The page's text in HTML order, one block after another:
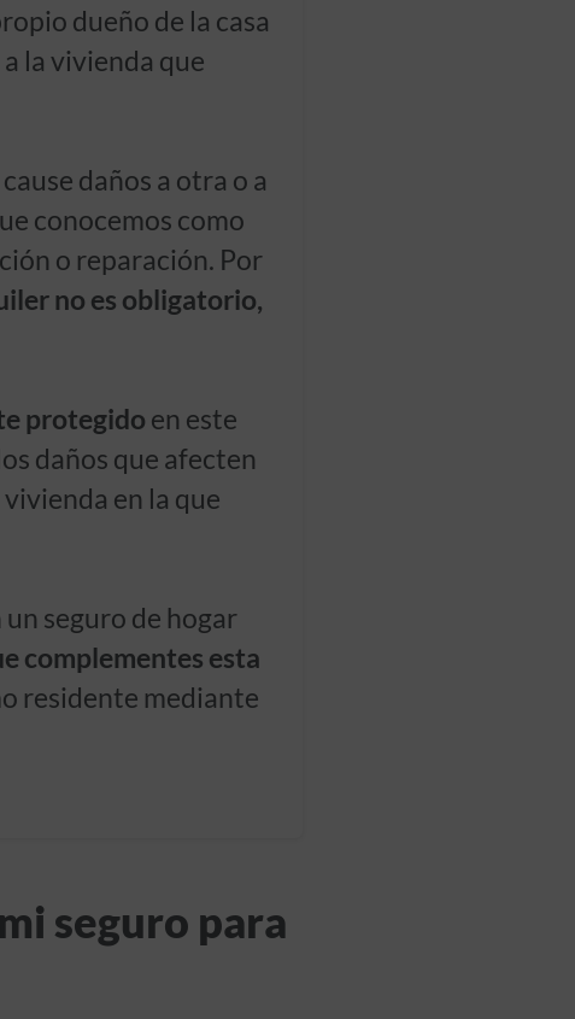
dueño de la casa
la vivienda que
daños a otra o a
conocemos como
o reparación. Por
no es obligatorio,
protegido en este
daños que afecten
en la que
seguro de hogar
complementes esta
residente mediante
seguro para